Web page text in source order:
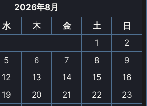
2026年8月
水 木 金 土
日
1
2
5 6 7 8
9
12 13 14 15
16
19 20 21 22
23